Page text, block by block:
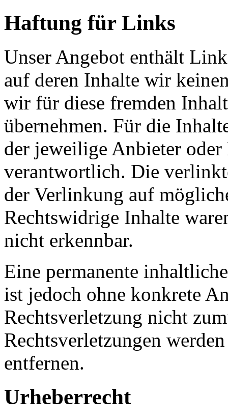
Haftung für Links
Unser Angebot enthält
auf deren Inhalte wir
wir für diese fremden
übernehmen. Für die
der jeweilige Anbieter oder
verantwortlich. Die
der Verlinkung auf
Rechtswidrige Inhalte
nicht erkennbar.
Eine permanente
ist jedoch ohne konkrete
Rechtsverletzung nicht
Rechtsverletzungen
entfernen.
Urheberrecht